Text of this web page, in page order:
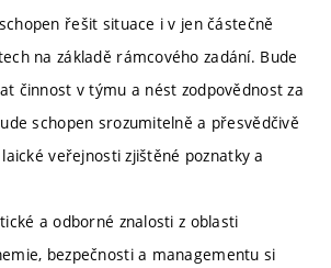
řešit situace i v jen částečně
na základě rámcového zadání. Bude
činnost v týmu a nést zodpovědnost za
schopen srozumitelně a přesvědčivě
veřejnosti zjištěné poznatky a
a odborné znalosti z oblasti
bezpečnosti a managementu si